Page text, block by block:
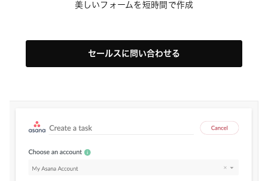
美しいフォームを短時間で作成
セールスに問い合わせる